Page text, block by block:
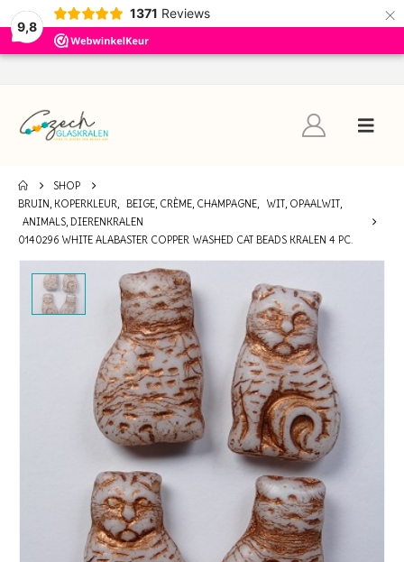
9,8
1371 Reviews ×
SHOP
BRUIN, KOPERKLEUR, BEIGE, CRÈME, CHAMPAGNE, WIT, OPAALWIT,
ANIMALS, DIERENKRALEN
0140296 WHITE ALABASTER COPPER WASHED CAT BEADS KRALEN 4 PC.